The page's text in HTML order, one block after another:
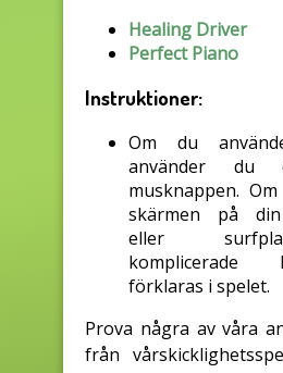
Healing Driver
Perfect Piano
Instruktioner:
Om du
använder du
musknappen.
skärmen på
eller
komplicerade
förklaras i spelet.
Prova några av våra
från